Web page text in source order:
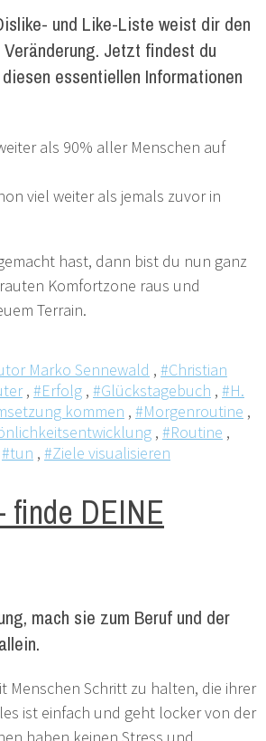
und Like-Liste weist dir den
Jetzt findest du
essentiellen Informationen
als 90% aller Menschen auf
viel weiter als jemals zuvor in
hast, dann bist du nun ganz
Komfortzone raus und
Terrain.
Marko Sennewald , #Christian
, #Erfolg , #Glückstagebuch , #H.
kommen , #Morgenroutine ,
, #Routine ,
#tun , #Ziele visualisieren
finde DEINE
mach sie zum Beruf und der
Menschen Schritt zu halten, die ihrer
ist einfach und geht locker von der
haben keinen Stress und